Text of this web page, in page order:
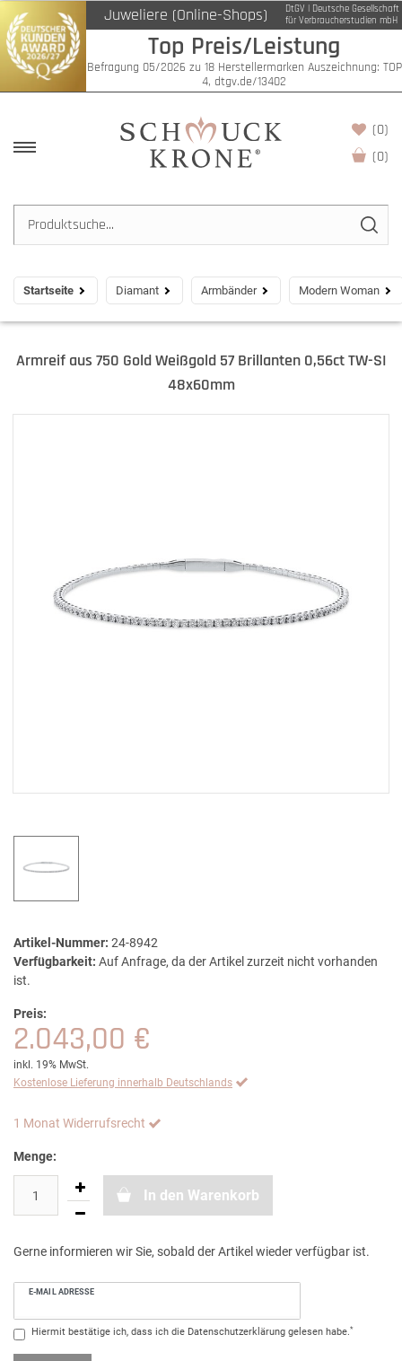
Juweliere (Online-Shops)
DtGV | Deutsche Gesellschaft
für Verbraucherstudien mbH
Top Preis/Leistung
Befragung 05/2026 zu 18 Herstellermarken Auszeichnung: TOP
4, dtgv.de/13402
(0)
(0)
Startseite Diamant Armbänder Modern Woman
Armreif aus 750 Gold Weißgold 57 Brillanten 0,56ct TW-SI
48x60mm
Artikel-Nummer: 24-8942
Verfügbarkeit: Auf Anfrage, da der Artikel zurzeit nicht vorhanden
ist.
Preis:
2.043,00 €
inkl. 19% MwSt.
Kostenlose Lieferung innerhalb Deutschlands
1 Monat Widerrufsrecht
Menge:
In den Warenkorb
Gerne informieren wir Sie, sobald der Artikel wieder verfügbar ist.
E-MAIL ADRESSE
Hiermit bestätige ich, dass ich die Daten­schutz­erklärung gelesen habe.*